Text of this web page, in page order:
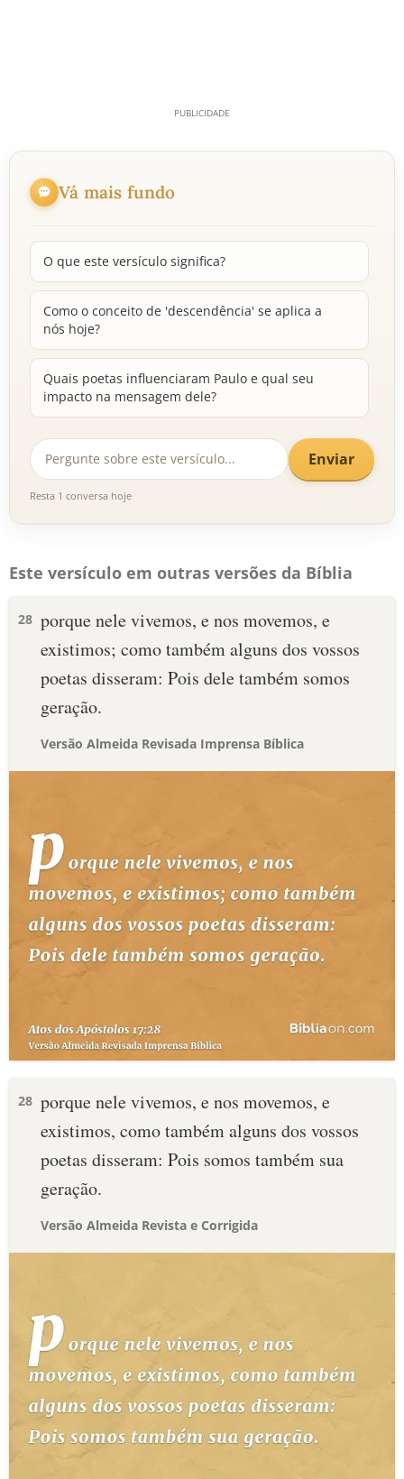
Vá mais fundo
O que este versículo significa?
Como o conceito de 'descendência' se aplica a
nós hoje?
Quais poetas influenciaram Paulo e qual seu
impacto na mensagem dele?
Enviar
Resta 1 conversa hoje
Este versículo em outras versões da Bíblia
28 porque nele vivemos, e nos movemos, e
existimos; como também alguns dos vossos
poetas disseram: Pois dele também somos
geração.
Versão Almeida Revisada Imprensa Bíblica
28 porque nele vivemos, e nos movemos, e
existimos, como também alguns dos vossos
poetas disseram: Pois somos também sua
geração.
Versão Almeida Revista e Corrigida